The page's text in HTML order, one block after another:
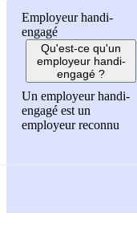
Employeur handi-
engagé
Qu'est-ce qu'un
employeur handi-
engagé ?
Un employeur handi-
engagé est un
employeur reconnu